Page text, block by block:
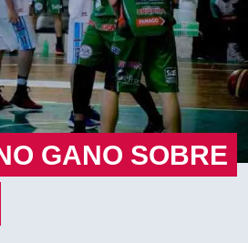
GANO SOBRE